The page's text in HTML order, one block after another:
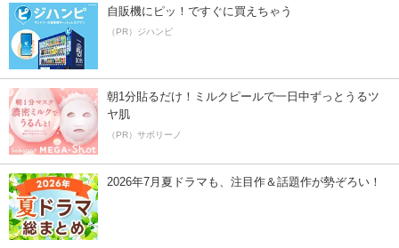
自販機にピッ！ですぐに買えちゃう
（PR）ジハンピ
朝1分貼るだけ！ミルクピールで一日中ずっとうるツ
ヤ肌
（PR）サボリーノ
2026年7月夏ドラマも、注目作＆話題作が勢ぞろい！